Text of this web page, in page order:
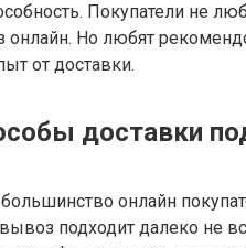
Покупатели не
онлайн. Но любят
от доставки.
доставки
большинство онлайн
подходит далеко не